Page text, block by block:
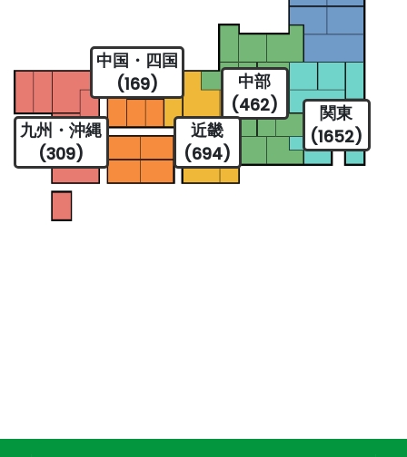
関東
(1652)
中部
(462)
近畿
(694)
中国・四国
(169)
九州・沖縄
(309)